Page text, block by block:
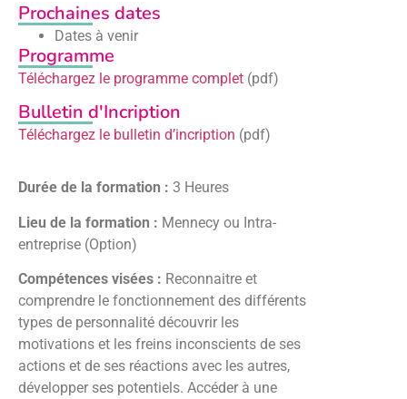
Prochaines dates
Dates à venir
Programme
Téléchargez le programme complet (pdf)
Bulletin d'Incription
Téléchargez le bulletin d’incription (pdf)
Durée de la formation : 3 Heures
Lieu de la formation : Mennecy ou Intra-
entreprise (Option)
Compétences visées : Reconnaitre et
comprendre le fonctionnement des différents
types de personnalité découvrir les
motivations et les freins inconscients de ses
actions et de ses réactions avec les autres,
développer ses potentiels. Accéder à une